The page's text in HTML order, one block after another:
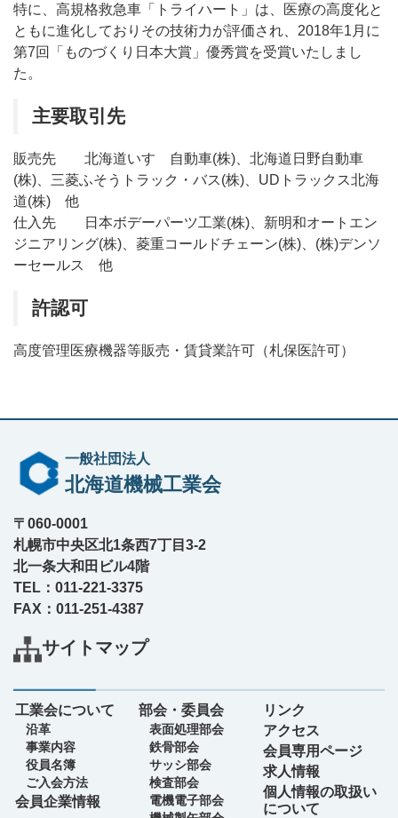
特に、高規格救急車「トライハート」は、医療の高度化と
ともに進化しておりその技術力が評価され、2018年1月に
第7回「ものづくり日本大賞」優秀賞を受賞いたしまし
た。
主要取引先
販売先 北海道いすゞ自動車(株)、北海道日野自動車
(株)、三菱ふそうトラック・バス(株)、UDトラックス北海
道(株) 他
仕入先 日本ボデーパーツ工業(株)、新明和オートエン
ジニアリング(株)、菱重コールドチェーン(株)、(株)デンソ
ーセールス 他
許認可
高度管理医療機器等販売・賃貸業許可（札保医許可）
一般社団法人
北海道機械工業会
〒060-0001
札幌市中央区北1条西7丁目3-2
北一条大和田ビル4階
TEL：011-221-3375
FAX：011-251-4387
サイトマップ
工業会について
沿革
事業内容
役員名簿
ご入会方法
会員企業情報
部会・委員会
表面処理部会
鉄骨部会
サッシ部会
検査部会
電機電子部会
リンク
アクセス
会員専用ページ
求人情報
個人情報の取扱い
について